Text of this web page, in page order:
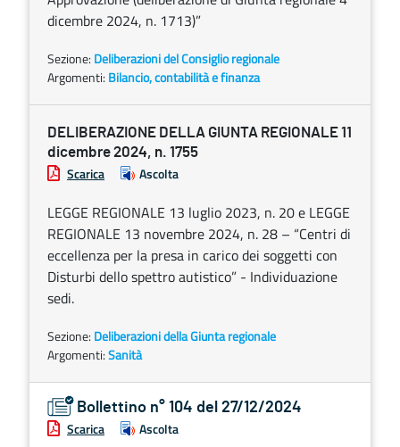
dicembre 2024, n. 1713)”
Sezione: Deliberazioni del Consiglio regionale
Argomenti: Bilancio, contabilità e finanza
DELIBERAZIONE DELLA GIUNTA REGIONALE 11
dicembre 2024, n. 1755
Scarica Ascolta
LEGGE REGIONALE 13 luglio 2023, n. 20 e LEGGE
REGIONALE 13 novembre 2024, n. 28 – “Centri di
eccellenza per la presa in carico dei soggetti con
Disturbi dello spettro autistico” - Individuazione
sedi.
Sezione: Deliberazioni della Giunta regionale
Argomenti:Sanità
Bollettino n° 104 del 27/12/2024
Scarica Ascolta